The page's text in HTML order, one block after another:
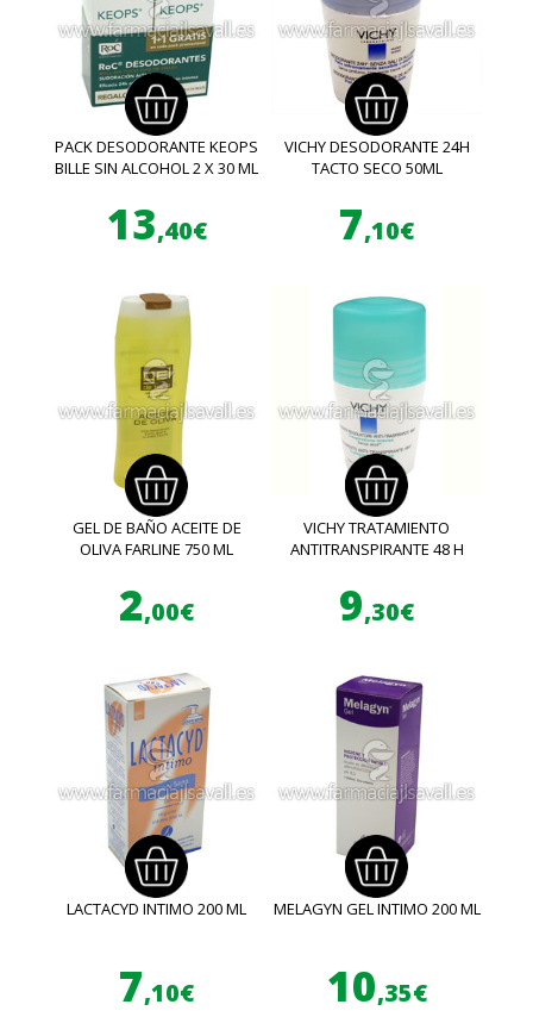
PACK DESODORANTE KEOPS
BILLE SIN ALCOHOL 2 X 30 ML
13,40€
VICHY DESODORANTE 24H
TACTO SECO 50ML
7,10€
GEL DE BAÑO ACEITE DE
OLIVA FARLINE 750 ML
2,00€
VICHY TRATAMIENTO
ANTITRANSPIRANTE 48 H
9,30€
LACTACYD INTIMO 200 ML
7,10€
MELAGYN GEL INTIMO 200 ML
10,35€